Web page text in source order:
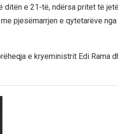
e 21-të, ndërsa pritet të
pjesëmarrjen e qytetarëve
e kryeministrit Edi Rama